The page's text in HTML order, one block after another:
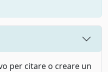
per citare o creare un